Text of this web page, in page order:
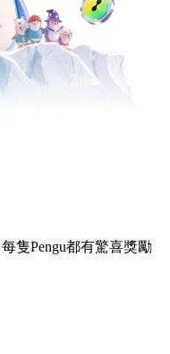
隻Pengu都有驚喜獎勵